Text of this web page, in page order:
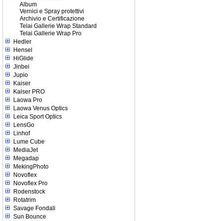
Album
Vernici e Spray protettivi
Archivio e Certificazione
Telai Gallerie Wrap Standard
Telai Gallerie Wrap Pro
Hedler
Hensel
HiGlide
Jinbei
Jupio
Kaiser
Kaiser PRO
Laowa Pro
Laowa Venus Optics
Leica Sport Optics
LensGo
Linhof
Lume Cube
MediaJet
Megadap
MekingPhoto
Novoflex
Novoflex Pro
Rodenstock
Rotatrim
Savage Fondali
Sun Bounce